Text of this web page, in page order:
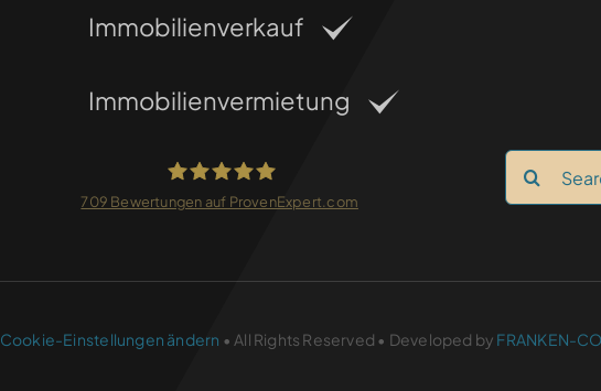
Immobilienverkauf
Immobilienvermietung
709 Bewertungen auf ProvenExpert.com
Cookie-Einstellungen ändern • All Rights Reserved • Developed by FRANKEN-